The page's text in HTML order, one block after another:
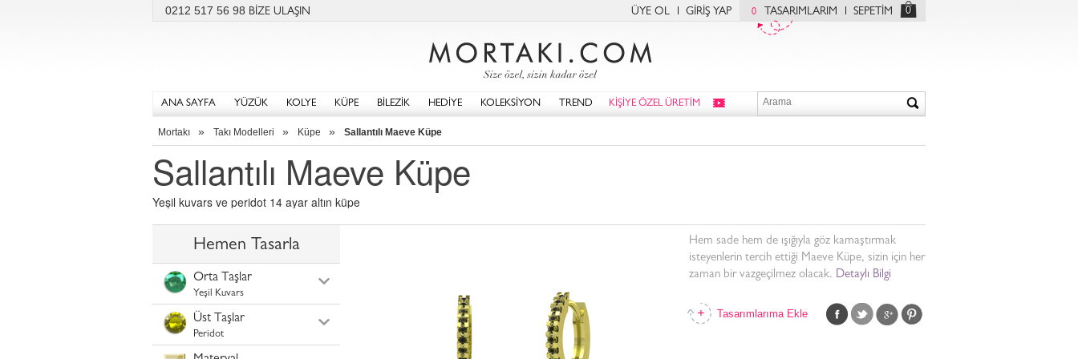
0212 517 56 98 BİZE ULAŞIN ÜYE OL GİRİŞ YAP 0 TASARIMLARIM SEPETİM 0
ANA SAYFA YÜZÜK KOLYE KÜPE BİLEZİK HEDİYE KOLEKSİYON TREND KİŞİYE ÖZEL ÜRETİM
Mortakı » Takı Modelleri » Küpe » Sallantılı Maeve Küpe
Sallantılı Maeve Küpe
Yeşil kuvars ve peridot 14 ayar altın küpe
Hemen Tasarla
Orta Taşlar
Yeşil Kuvars
Üst Taşlar
Peridot
Hem sade hem de ışığıyla göz kamaştırmak
isteyenlerin tercih ettiği Maeve Küpe, sizin için her
zaman bir vazgeçilmez olacak. Detaylı Bilgi
Tasarımlarıma Ekle